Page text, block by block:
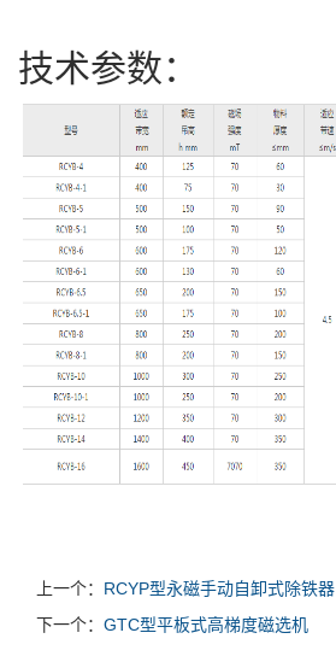
技术参数：
上一个： RCYP型永磁手动自卸式除铁器
下一个： GTC型平板式高梯度磁选机